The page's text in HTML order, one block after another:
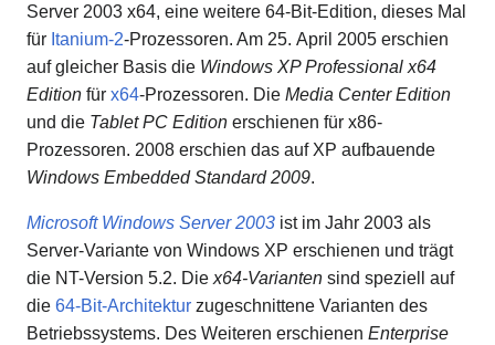
Server 2003 x64, eine weitere 64-Bit-Edition, dieses Mal
für Itanium-2-Prozessoren. Am 25. April 2005 erschien
auf gleicher Basis die Windows XP Professional x64
Edition für x64-Prozessoren. Die Media Center Edition
und die Tablet PC Edition erschienen für x86-
Prozessoren. 2008 erschien das auf XP aufbauende
Windows Embedded Standard 2009.
Microsoft Windows Server 2003 ist im Jahr 2003 als
Server-Variante von Windows XP erschienen und trägt
die NT-Version 5.2. Die x64-Varianten sind speziell auf
die 64-Bit-Architektur zugeschnittene Varianten des
Betriebssystems. Des Weiteren erschienen Enterprise